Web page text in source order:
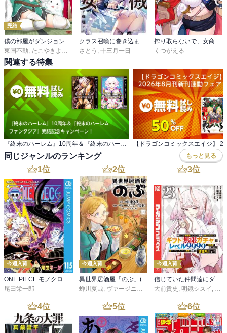
完結
僕の部屋がダンジョンの休憩所になってしまった件
東国不動, たこやきよし ＪＵＮＡ,ツギクル
クラス召喚に巻き込まれた教師、外れスキルで機械少女を修理する
さとう , 十三月一日
搾り取らないで、女商人さん！！
くつがえる
関連する特集
『終末のハーレム』10周年＆『終末のハーレム ファンタジア』完結記念キャンペーン！
同じジャンルのランキング もっと見る
1位
今週入荷
尾田栄一郎
2位
今週入荷
蝉川夏哉 ヴァージニア二等兵 ,転
3位
今週入荷
大前貴史 明鏡シスイ
4位 5位 6位